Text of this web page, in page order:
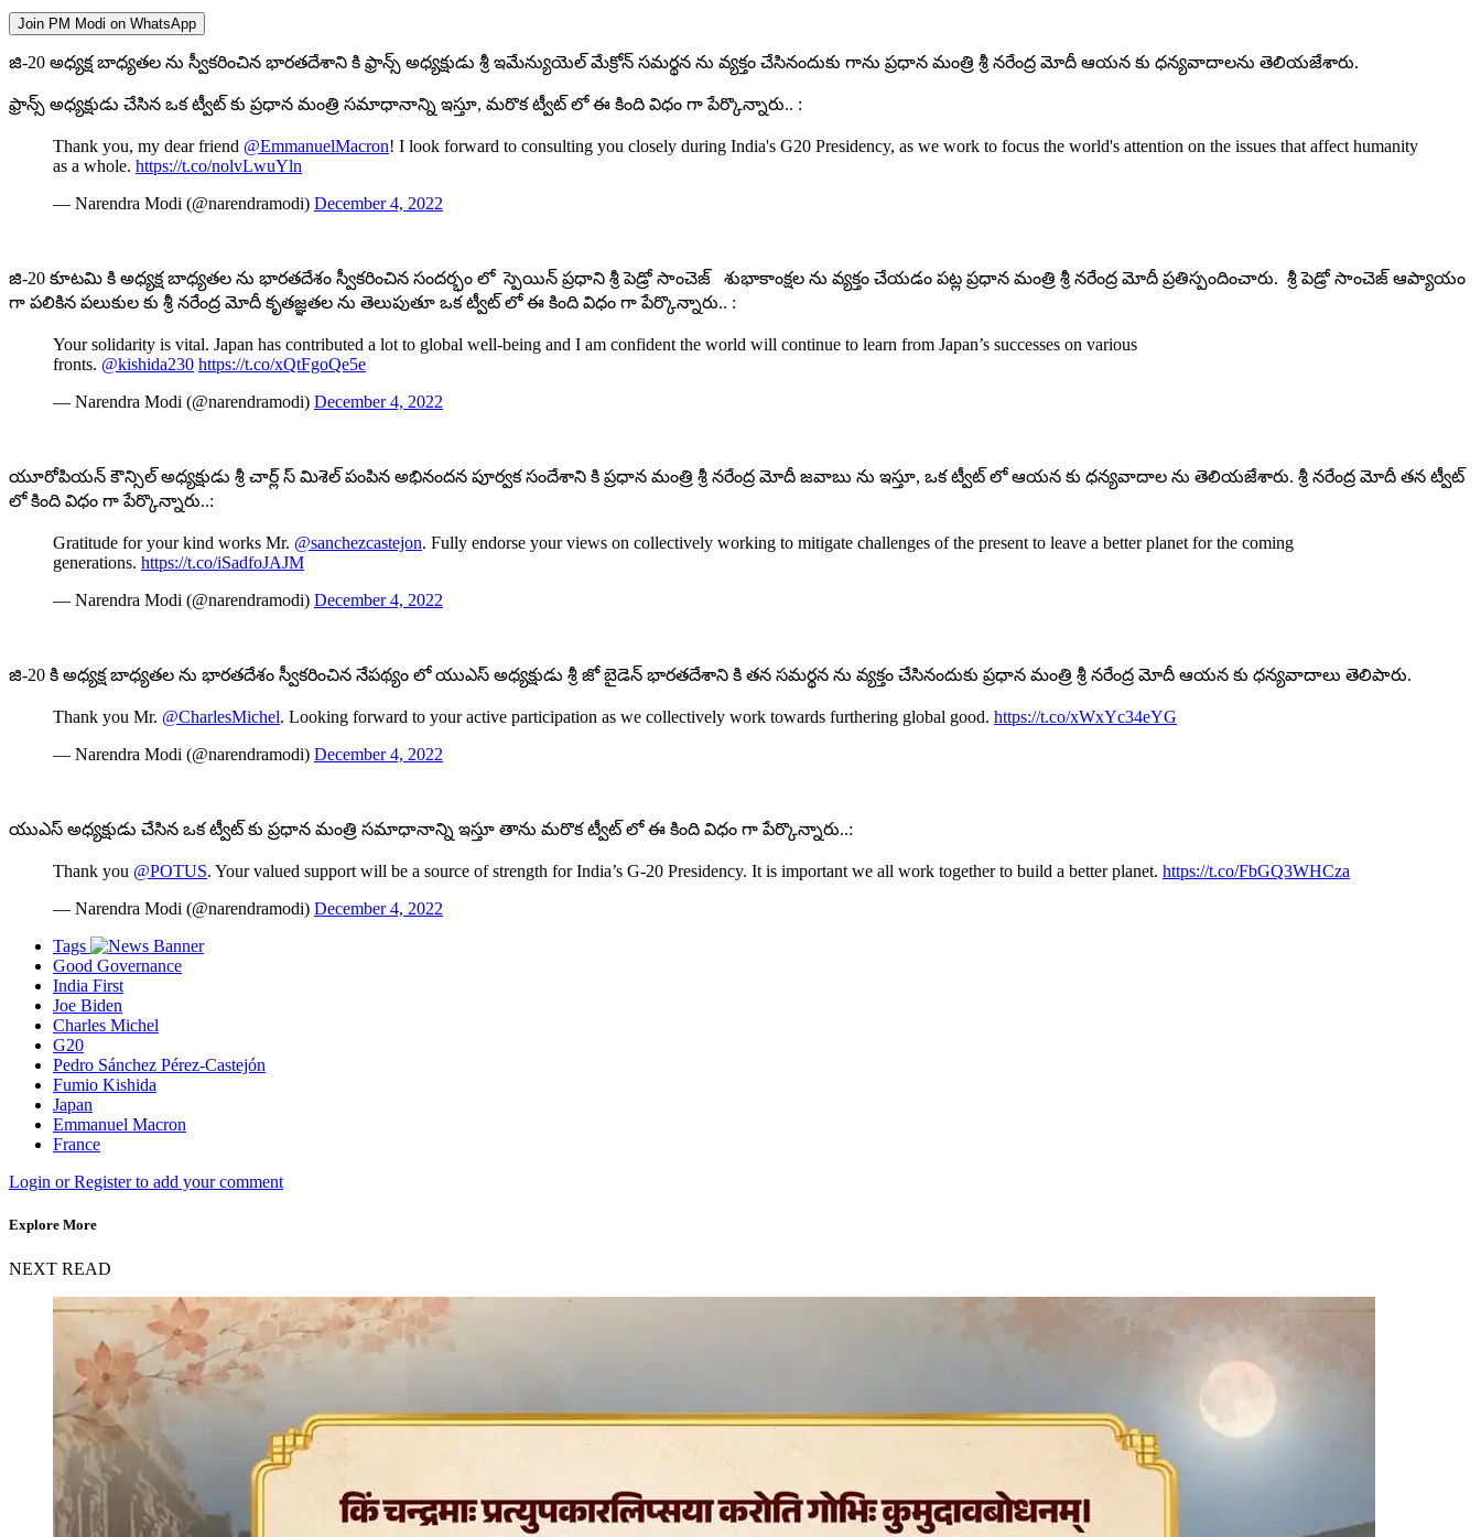
Join PM Modi on WhatsApp
జి-20 అధ్యక్ష బాధ్యతల ను స్వీకరించిన భారతదేశాని కి ఫ్రాన్స్ అధ్యక్షుడు శ్రీ ఇమేన్యుయెల్ మేక్రోన్ సమర్థన ను వ్యక్తం చేసినందుకు గాను ప్రధాన మంత్రి శ్రీ నరేంద్ర మోదీ ఆయన కు ధన్యవాదాలను తెలియజేశారు.
ఫ్రాన్స్ అధ్యక్షుడు చేసిన ఒక ట్వీట్ కు ప్రధాన మంత్రి సమాధానాన్ని ఇస్తూ, మరొక ట్వీట్ లో ఈ కింది విధం గా పేర్కొన్నారు.. :
Thank you, my dear friend @EmmanuelMacron! I look forward to consulting you closely during India's G20 Presidency, as we work to focus the world's attention on the issues that affect humanity
as a whole. https://t.co/nolvLwuYln
— Narendra Modi (@narendramodi) December 4, 2022
జి-20 కూటమి కి అధ్యక్ష బాధ్యతల ను భారతదేశం స్వీకరించిన సందర్భం లో స్పెయిన్ ప్ర‌ధాని శ్రీ పెడ్రో సాంచెజ్‌ శుభాకాంక్షల ను వ్యక్తం చేయడం పట్ల ప్రధాన మంత్రి శ్రీ నరేంద్ర మోదీ ప్రతిస్పందించారు. శ్రీ పెడ్రో సాంచెజ్ ఆప్యాయం
గా పలికిన పలుకుల కు శ్రీ నరేంద్ర మోదీ కృతజ్ఞతల ను తెలుపుతూ ఒక ట్వీట్ లో ఈ కింది విధం గా పేర్కొన్నారు.. :
Your solidarity is vital. Japan has contributed a lot to global well-being and I am confident the world will continue to learn from Japan’s successes on various
fronts. @kishida230 https://t.co/xQtFgoQe5e
— Narendra Modi (@narendramodi) December 4, 2022
యూరోపియన్ కౌన్సిల్ అధ్యక్షుడు శ్రీ చార్ల్ స్ మిశెల్ పంపిన అభినందన పూర్వక సందేశాని కి ప్రధాన మంత్రి శ్రీ నరేంద్ర మోదీ జవాబు ను ఇస్తూ, ఒక ట్వీట్ లో ఆయన కు ధన్యవాదాల ను తెలియజేశారు. శ్రీ నరేంద్ర మోదీ తన ట్వీట్
లో కింది విధం గా పేర్కొన్నారు..:
Gratitude for your kind works Mr. @sanchezcastejon. Fully endorse your views on collectively working to mitigate challenges of the present to leave a better planet for the coming
generations. https://t.co/iSadfoJAJM
— Narendra Modi (@narendramodi) December 4, 2022
జి-20 కి అధ్యక్ష బాధ్యతల ను భారతదేశం స్వీకరించిన నేపథ్యం లో యుఎస్ అధ్యక్షుడు శ్రీ జో బైడెన్ భారతదేశాని కి తన సమర్థన ను వ్యక్తం చేసినందుకు ప్రధాన మంత్రి శ్రీ నరేంద్ర మోదీ ఆయన కు ధన్యవాదాలు తెలిపారు.
Thank you Mr. @CharlesMichel. Looking forward to your active participation as we collectively work towards furthering global good. https://t.co/xWxYc34eYG
— Narendra Modi (@narendramodi) December 4, 2022
యుఎస్ అధ్యక్షుడు చేసిన ఒక ట్వీట్ కు ప్రధాన మంత్రి సమాధానాన్ని ఇస్తూ తాను మరొక ట్వీట్ లో ఈ కింది విధం గా పేర్కొన్నారు..:
Thank you @POTUS. Your valued support will be a source of strength for India’s G-20 Presidency. It is important we all work together to build a better planet. https://t.co/FbGQ3WHCza
— Narendra Modi (@narendramodi) December 4, 2022
Tags
Good Governance
India First
Joe Biden
Charles Michel
G20
Pedro Sánchez Pérez-Castejón
Fumio Kishida
Japan
Emmanuel Macron
France
Login or Register to add your comment
Explore More
NEXT READ